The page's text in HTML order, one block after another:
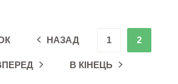
НАЗАД 1 2
В КІНЕЦЬ